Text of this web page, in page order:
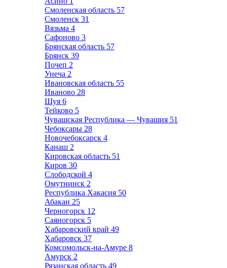
Смоленская область 57
Смоленск 31
Вязьма 4
Сафоново 3
Брянская область 57
Брянск 39
Почеп 2
Унеча 2
Ивановская область 55
Иваново 28
Шуя 6
Тейково 5
Чувашская Республика — Чувашия 51
Чебоксары 28
Новочебоксарск 4
Канаш 2
Кировская область 51
Киров 30
Слободской 4
Омутнинск 2
Республика Хакасия 50
Абакан 25
Черногорск 12
Саяногорск 5
Хабаровский край 49
Хабаровск 37
Комсомольск-на-Амуре 8
Амурск 2
Рязанская область 49